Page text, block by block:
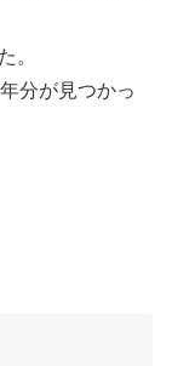
。
分が見つかっ